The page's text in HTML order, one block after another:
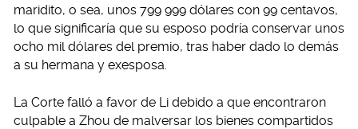
maridito, o sea, unos 799 999 dólares con 99 centavos,
lo que significaría que su esposo podría conservar unos
ocho mil dólares del premio, tras haber dado lo demás
a su hermana y exesposa.
La Corte falló a favor de Li debido a que encontraron
culpable a Zhou de malversar los bienes compartidos